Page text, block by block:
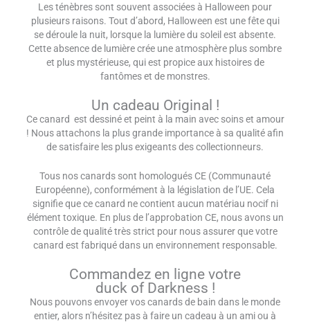
Les ténèbres sont souvent associées à Halloween pour
plusieurs raisons. Tout d’abord, Halloween est une fête qui
se déroule la nuit, lorsque la lumière du soleil est absente.
Cette absence de lumière crée une atmosphère plus sombre
et plus mystérieuse, qui est propice aux histoires de
fantômes et de monstres.
Un cadeau Original !
Ce canard est dessiné et peint à la main avec soins et amour
! Nous attachons la plus grande importance à sa qualité afin
de satisfaire les plus exigeants des collectionneurs.
Tous nos canards sont homologués CE (Communauté
Européenne), conformément à la législation de l’UE. Cela
signifie que ce canard ne contient aucun matériau nocif ni
élément toxique. En plus de l’approbation CE, nous avons un
contrôle de qualité très strict pour nous assurer que votre
canard est fabriqué dans un environnement responsable.
Commandez en ligne votre
duck of Darkness !
Nous pouvons envoyer vos canards de bain dans le monde
entier, alors n’hésitez pas à faire un cadeau à un ami ou à